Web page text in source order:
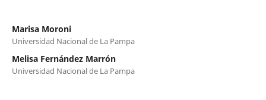
Marisa Moroni
Universidad Nacional de La Pampa
Melisa Fernández Marrón
Universidad Nacional de La Pampa